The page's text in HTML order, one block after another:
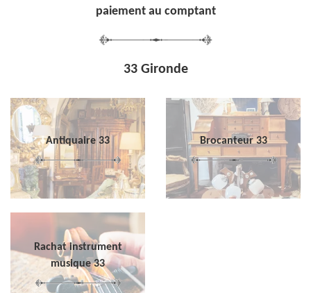
paiement au comptant
33 Gironde
Antiquaire 33 Brocanteur 33
Rachat instrument
musique 33